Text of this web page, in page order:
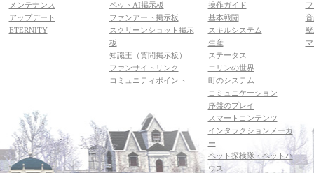
メンテナンス
アップデート
ETERNITY
ペットAI掲示板
ファンアート掲示板
スクリーンショット掲示
板
知識王（質問掲示板）
ファンサイトリンク
コミュニティポイント
操作ガイド
基本戦闘
スキルシステム
生産
ステータス
エリンの世界
町のシステム
コミュニケーション
序盤のプレイ
スマートコンテンツ
インタラクションメーカ
ー
ペット探検隊・ペットハ
ウス